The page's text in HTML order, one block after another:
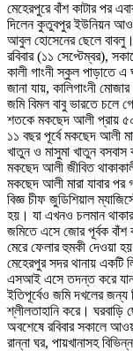
মেহেরপুরে বাঁশ কাটার পর
দিলেন কুতুবপুর ইউনিয়ন
আবুল হোসেনের ছেলে বাবলু।
রবিবার (১১ সেপ্টেম্বর),
কালী গাংনী স্কুল পাড়াতে এ
জানা যায়, কালিগাংনী
জমি বিমল বাবু ভারতে চলে
শতকে মকছেদ আলী প্রায়
১১ বছর পূর্বে মকছেদ আলী
খাতুন ও মাসুমা খাতুন
মকছেদ আলী জীবিত
মকছেদ আলী মারা যাবার পর
বিজ্ঞ চীফ জুডিশিয়াল
হয়। যা এখনও চলমান
জমিতে এসে জোর পূর্বক বাঁশ
মেরে ফেলার হুমকী দেওয়া
মেহেরপুর সদর থানায় একটি
এসআই এসে তদন্ত করে যান
ইতিপূর্বেও জমি দখলের জন্য
শ্লীলতাহানি করে। ঘরবাড়ি
অবশেষে রবিবার সকালে
রান্না ঘর, পায়খানাসহ